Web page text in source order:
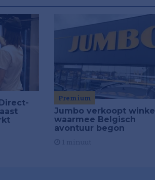
Premium
Jumbo verkoopt winkel
waarmee Belgisch
avontuur begon